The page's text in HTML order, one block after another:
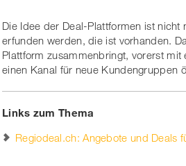
Die Idee der Deal-Plattformen ist
erfunden werden, die ist vorhanden.
Plattform zusammenbringt, vorerst
einen Kanal für neue Kundengruppen
Links zum Thema
Regiodeal.ch: Angebote und Deals